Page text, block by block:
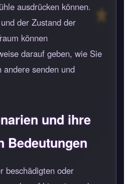
ausdrücken können.
der Zustand der
können
darauf geben, wie Sie
senden und
und ihre
Bedeutungen
beschädigten oder